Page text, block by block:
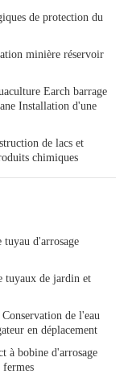
de protection du
minière réservoir
Earch barrage
Installation d'une
de lacs et
chimiques
d'arrosage
tuyaux de jardin et
de l'eau
en déplacement
à bobine d'arrosage